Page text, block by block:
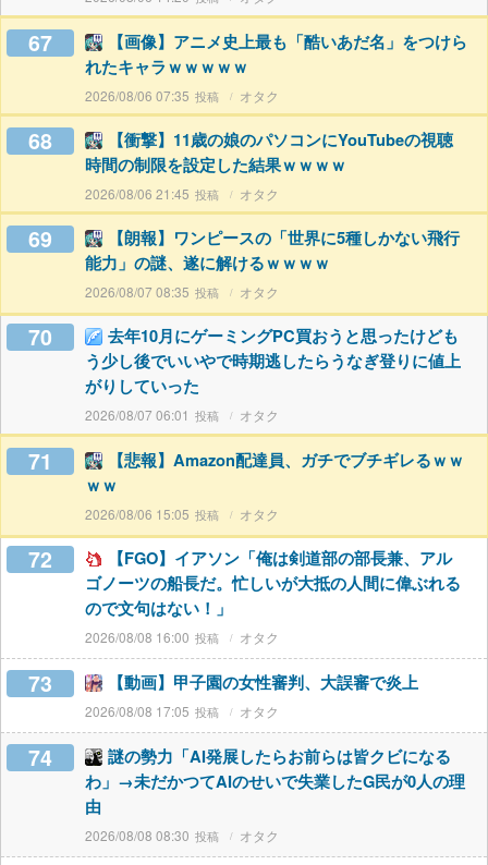
67
【画像】アニメ史上最も「酷いあだ名」をつけら
れたキャラｗｗｗｗｗ
2026/08/06 07:35 オタク
68
【衝撃】11歳の娘のパソコンにYouTubeの視聴
時間の制限を設定した結果ｗｗｗｗ
2026/08/06 21:45 オタク
69
【朗報】ワンピースの「世界に5種しかない飛行
能力」の謎、遂に解けるｗｗｗｗ
2026/08/07 08:35 オタク
70
去年10月にゲーミングPC買おうと思ったけども
う少し後でいいやで時期逃したらうなぎ登りに値上
がりしていった
2026/08/07 06:01 オタク
71
【悲報】Amazon配達員、ガチでブチギレるｗｗ
ｗｗ
2026/08/06 15:05 オタク
72
【FGO】イアソン「俺は剣道部の部長兼、アル
ゴノーツの船長だ。忙しいが大抵の人間に偉ぶれる
ので文句はない！」
2026/08/08 16:00 オタク
73 【動画】甲子園の女性審判、大誤審で炎上
2026/08/08 17:05 オタク
74
謎の勢力「AI発展したらお前らは皆クビになる
わ」→未だかつてAIのせいで失業したG民が0人の理
由
2026/08/08 08:30 オタク